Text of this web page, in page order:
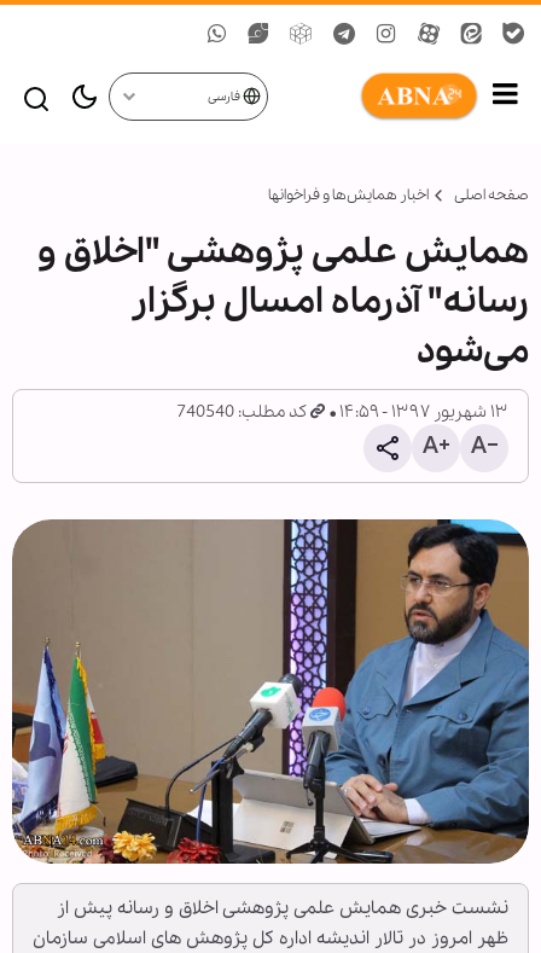
فارسی
صفحه اصلی اخبار همايش‌ها و فراخوان‏ها
همایش علمی پژوهشی "اخلاق و
رسانه" آذرماه امسال برگزار
می‌شود
۱۳ شهریور ۱۳۹۷ - ۱۴:۵۹ کد مطلب: 740540
نشست خبری همایش علمی پژوهشی اخلاق و رسانه پیش از
ظهر امروز در تالار اندیشه اداره‌ كل پژوهش های اسلامی سازمان